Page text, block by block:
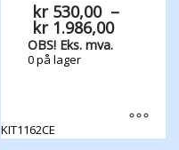
kr530,00 –
kr1.986,00
OBS! Eks. mva.
0 på lager
KIT1162CE